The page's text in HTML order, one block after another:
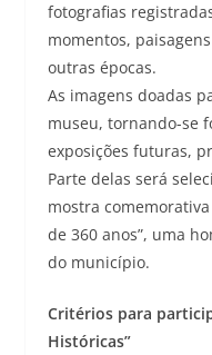
fotografias
momentos,
outras épocas.
As imagens doadas
museu, tornando-se
exposições futuras,
Parte delas será
mostra
de 360 anos”, uma
do município.
Critérios para
Históricas”